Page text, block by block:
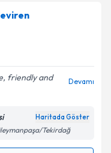
friendly and
Devamı
Haritada Göster
Tekirdağ